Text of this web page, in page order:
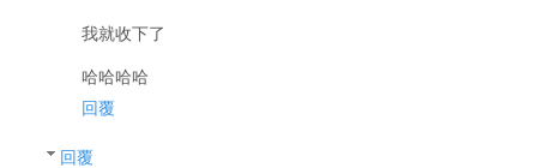
我就收下了
哈哈哈哈
回覆
回覆